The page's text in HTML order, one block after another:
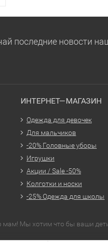
последние новости
ИНТЕРНЕТ—МАГАЗИН
Одежда для девочек
Для мальчиков
-20% Головные уборы
Игрушки
Акции / Sale -50%
Колготки и носки
-25% Одежда для школы
мам! Мы хотим что бы ваши